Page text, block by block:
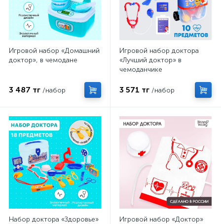
Игровой набор «Домашний
доктор», в чемодане
3 487 тг /набор
Игровой набор доктора
«Лучший доктор» в
чемоданчике
3 571 тг /набор
Набор доктора «Здоровье»
Игровой набор «Доктор»